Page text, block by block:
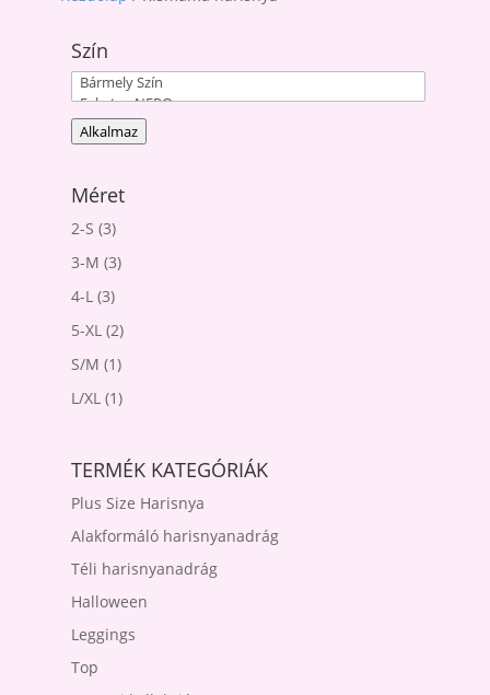
Szín
Alkalmaz
Méret
2-S (3)
3-M (3)
4-L (3)
5-XL (2)
S/M (1)
L/XL (1)
TERMÉK KATEGÓRIÁK
Plus Size Harisnya
Alakformáló harisnyanadrág
Téli harisnyanadrág
Halloween
Leggings
Top